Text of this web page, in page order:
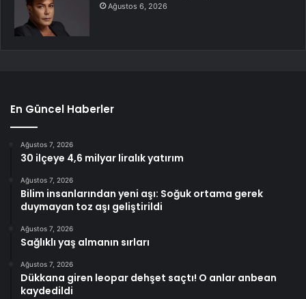
Ağustos 6, 2026
En Güncel Haberler
Ağustos 7, 2026
30 ilçeye 4,6 milyar liralık yatırım
Ağustos 7, 2026
Bilim insanlarından yeni aşı: Soğuk ortama gerek
duymayan toz aşı geliştirildi
Ağustos 7, 2026
Sağlıklı yaş almanın sırları
Ağustos 7, 2026
Dükkana giren leopar dehşet saçtı! O anlar anbean
kaydedildi